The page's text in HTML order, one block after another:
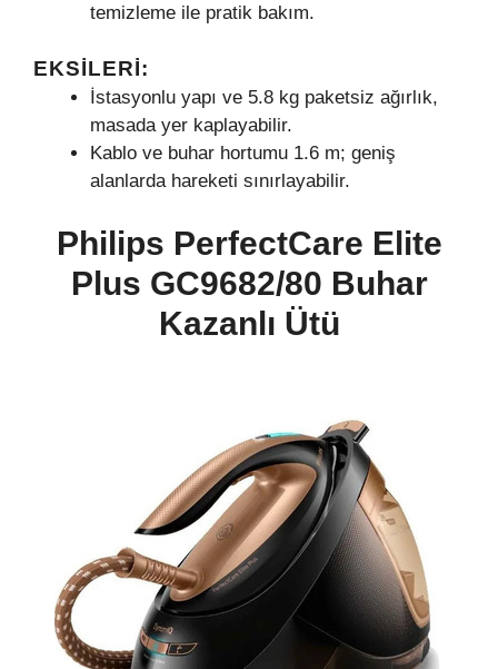
temizleme ile pratik bakım.
EKSILERI:
İstasyonlu yapı ve 5.8 kg paketsiz ağırlık,
masada yer kaplayabilir.
Kablo ve buhar hortumu 1.6 m; geniş
alanlarda hareketi sınırlayabilir.
Philips PerfectCare Elite
Plus GC9682/80 Buhar
Kazanlı Ütü